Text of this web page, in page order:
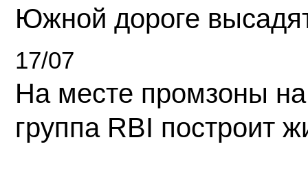
Южной дороге
17/07
На месте промзоны
группа RBI построит